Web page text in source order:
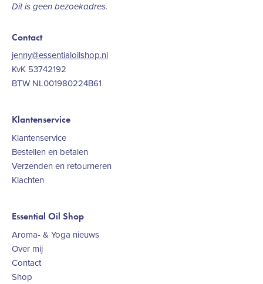
Dit is geen bezoekadres.
Contact
jenny@essentialoilshop.nl
KvK 53742192
BTW NL001980224B61
Klantenservice
Klantenservice
Bestellen en betalen
Verzenden en retourneren
Klachten
Essential Oil Shop
Aroma- & Yoga nieuws
Over mij
Contact
Shop